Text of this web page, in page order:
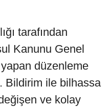
tarafından
Kanunu Genel
düzenleme
Bildirim ile bilhassa
ve kolay